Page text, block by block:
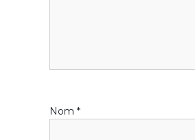
o
d
Nom *